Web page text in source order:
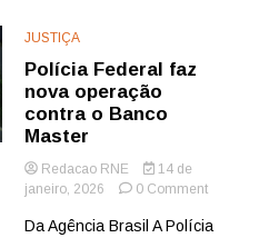
JUSTIÇA
Polícia Federal faz
nova operação
contra o Banco
Master
Redacao RNE
14 de
janeiro, 2026
0 Commenton
Federal
Da Agência Brasil A Polícia